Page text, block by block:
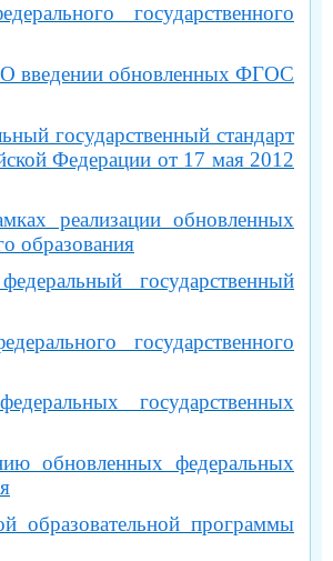
государственного
введении обновленных ФГОС
государственный стандарт
Федерации от 17 мая 2012
реализации обновленных
образования
государственный
государственного
государственных
обновленных федеральных
программы